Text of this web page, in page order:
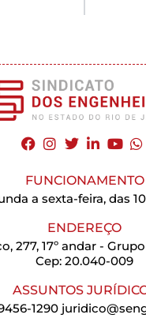
FUNCIONAMENTO
a sexta-feira, das
ENDEREÇO
277, 17º andar -
Cep: 20.040-009
ASSUNTOS
1290